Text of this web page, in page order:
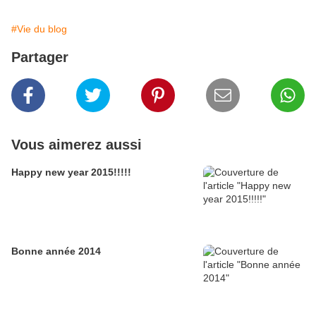
#Vie du blog
Partager
Vous aimerez aussi
Happy new year 2015!!!!!
Bonne année 2014